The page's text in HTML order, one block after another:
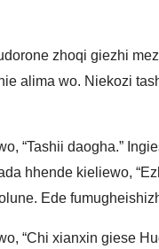
zhoqi giezhi
alima wo. Niekozi
“Tashii daogha.”
hhende kieliewo,
Ede
“Chi xianxin giese